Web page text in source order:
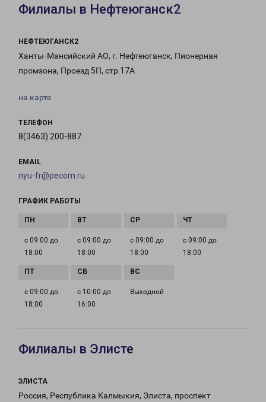
Филиалы в Нефтеюганск2
НЕФТЕЮГАНСК2
Ханты-Мансийский АО, г. Нефтеюганск, Пионерная
промзона, Проезд 5П, стр.17А
на карте
ТЕЛЕФОН
8(3463) 200-887
EMAIL
nyu-fr@pecom.ru
ГРАФИК РАБОТЫ
с 09:00 до
18:00
с 09:00 до
18:00
с 09:00 до
18:00
с 09:00 до
18:00
с 09:00 до
18:00
с 10:00 до
16:00
Выходной
Филиалы в Элисте
ЭЛИСТА
Россия, Республика Калмыкия, Элиста, проспект